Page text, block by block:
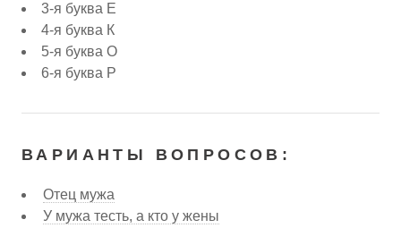
3-я буква Е
4-я буква К
5-я буква О
6-я буква Р
ВАРИАНТЫ ВОПРОСОВ:
Отец мужа
У мужа тесть, а кто у жены